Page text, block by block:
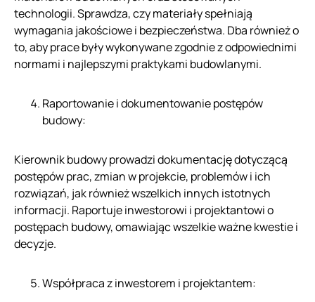
technologii. Sprawdza, czy materiały spełniają
wymagania jakościowe i bezpieczeństwa. Dba również o
to, aby prace były wykonywane zgodnie z odpowiednimi
normami i najlepszymi praktykami budowlanymi.
Raportowanie i dokumentowanie postępów
budowy:
Kierownik budowy prowadzi dokumentację dotyczącą
postępów prac, zmian w projekcie, problemów i ich
rozwiązań, jak również wszelkich innych istotnych
informacji. Raportuje inwestorowi i projektantowi o
postępach budowy, omawiając wszelkie ważne kwestie i
decyzje.
Współpraca z inwestorem i projektantem: